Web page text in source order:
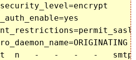
n   -   -   -   -